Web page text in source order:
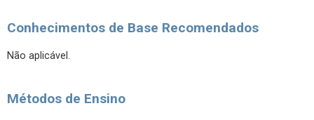
Conhecimentos de Base Recomendados
Não aplicável.
Métodos de Ensino